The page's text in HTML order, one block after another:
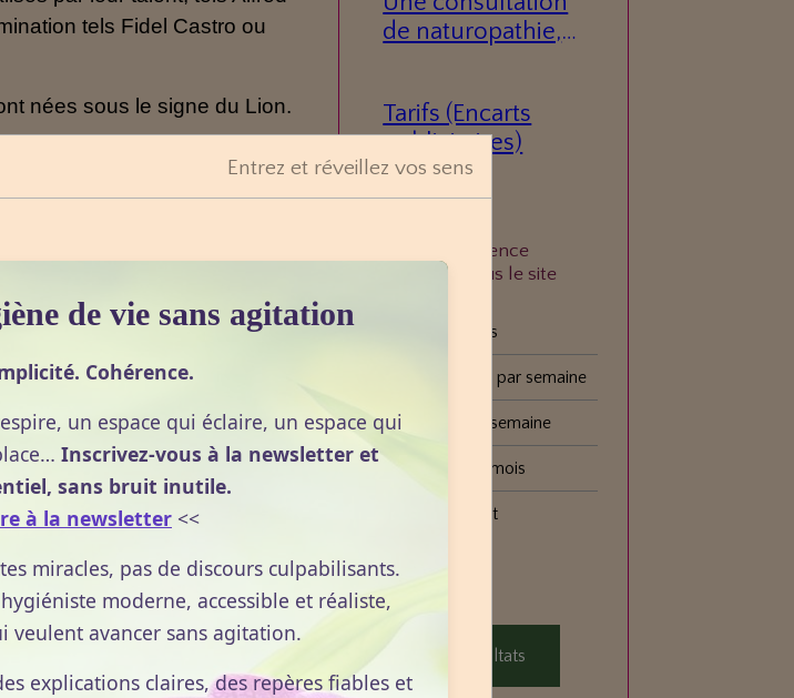
tels Fidel Castro ou
nées sous le signe du Lion.
compatibleavec le Bélier et le
Scorpion et le Verseau.
raisin, légumes riches en
votre question.
de naturopathie,
Tarifs (Encarts
publicitaires)
À quelle fréquence
consultez-vous le site
Tous les jours
Plusieurs fois par semaine
Une fois par semaine
Une fois par mois
Plus rarement
Voir les résultats
Entrez et réveillez vos sens
de vie sans agitation
Cohérence.
un espace qui éclaire, un espace qui
Inscrivez-vous à la newsletter et
sans bruit inutile.
à la newsletter <<
miracles, pas de discours culpabilisants.
moderne, accessible et réaliste,
veulent avancer sans agitation.
explications claires, des repères fiables et